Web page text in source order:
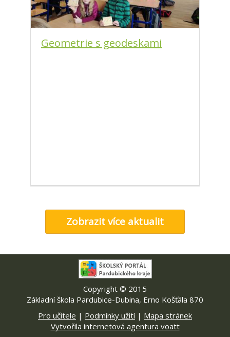
Geometrie s geodeskami
Zobrazit více aktualit
Copyright © 2015
Základní škola Pardubice-Dubina, Erno Košťála 870
Pro učitele | Podmínky užití| Mapa stránek
Vytvořila internetová agentura voatt